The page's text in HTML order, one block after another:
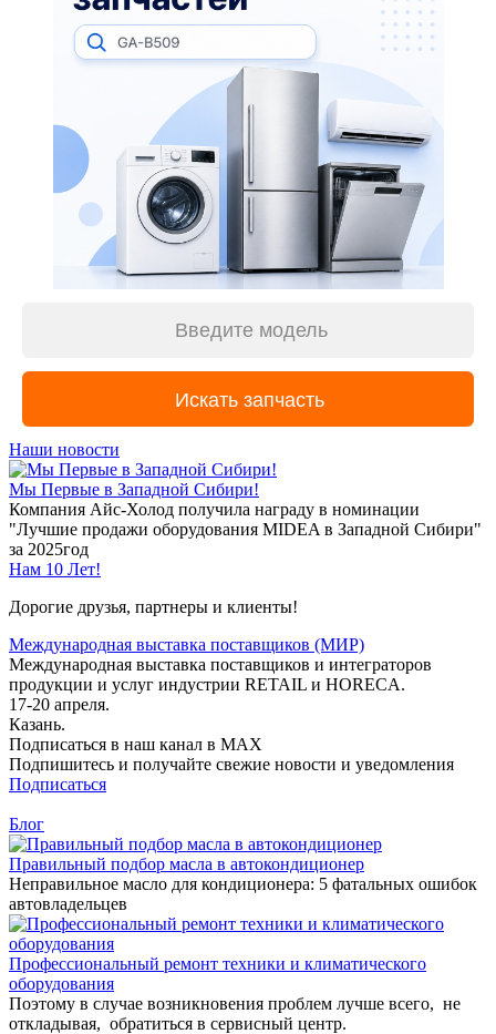
Наши новости
Мы Первые в Западной Сибири!
Компания Айс-Холод получила награду в номинации
"Лучшие продажи оборудования MIDEA в Западной Сибири"
за 2025год
Нам 10 Лет!
Дорогие друзья, партнеры и клиенты!
Международная выставка поставщиков (МИР)
Международная выставка поставщиков и интеграторов
продукции и услуг индустрии RETAIL и HORECA.
17-20 апреля.
Казань.
Подписаться в наш канал в MAX
Подпишитесь и получайте свежие новости и уведомления
Подписаться
Блог
Правильный подбор масла в автокондиционер
Неправильное масло для кондиционера: 5 фатальных ошибок
автовладельцев
Профессиональный ремонт техники и климатического
оборудования
Поэтому в случае возникновения проблем лучше всего, не
откладывая, обратиться в сервисный центр.